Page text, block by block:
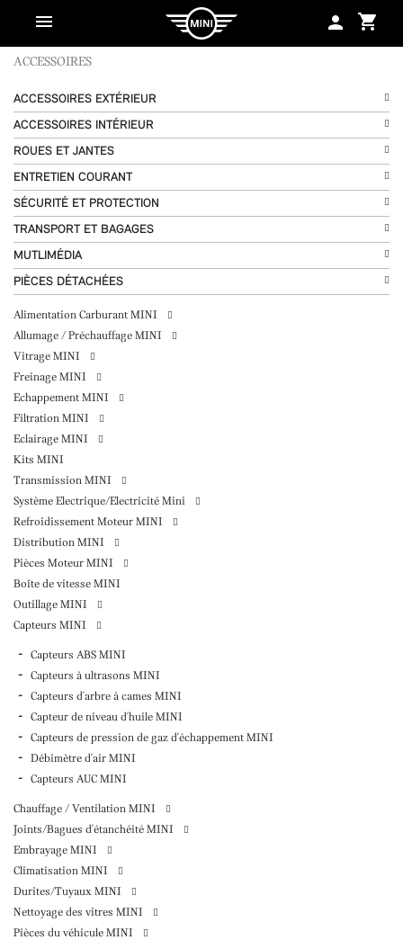
shopping_cart
person
ACCESSOIRES
ACCESSOIRES EXTÉRIEUR
ACCESSOIRES INTÉRIEUR
ROUES ET JANTES
ENTRETIEN COURANT
SÉCURITÉ ET PROTECTION
TRANSPORT ET BAGAGES
MUTLIMÉDIA
PIÈCES DÉTACHÉES
Alimentation Carburant MINI
Allumage / Préchauffage MINI
Vitrage MINI
Freinage MINI
Echappement MINI
Filtration MINI
Eclairage MINI
Kits MINI
Transmission MINI
Système Electrique/Electricité Mini
Refroidissement Moteur MINI
Distribution MINI
Pièces Moteur MINI
Boîte de vitesse MINI
Outillage MINI
Capteurs MINI
Capteurs ABS MINI
Capteurs à ultrasons MINI
Capteurs d'arbre à cames MINI
Capteur de niveau d'huile MINI
Capteurs de pression de gaz d'échappement MINI
Débimètre d'air MINI
Capteurs AUC MINI
Chauffage / Ventilation MINI
Joints/Bagues d'étanchéité MINI
Embrayage MINI
Climatisation MINI
Durites/Tuyaux MINI
Nettoyage des vitres MINI
Pièces du véhicule MINI